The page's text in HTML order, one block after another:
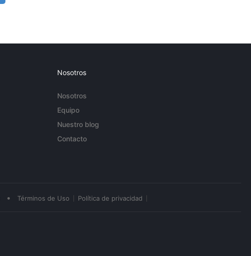
Nosotros
Nosotros
Equipo
Nuestro blog
Contacto
• Términos de Uso Política de privacidad